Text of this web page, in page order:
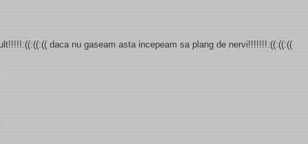
daca nu gaseam asta incepeam sa plang de nervi!!!!!!!:((:((:((